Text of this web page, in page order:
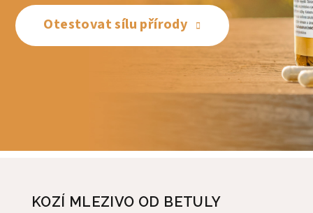
Otestovat sílu přírody
KOZÍ MLEZIVO OD BETULY